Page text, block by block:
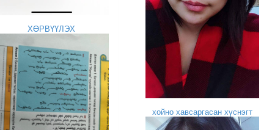
ХӨРВҮҮЛЭХ
хойно хавсаргасан хүснэгт